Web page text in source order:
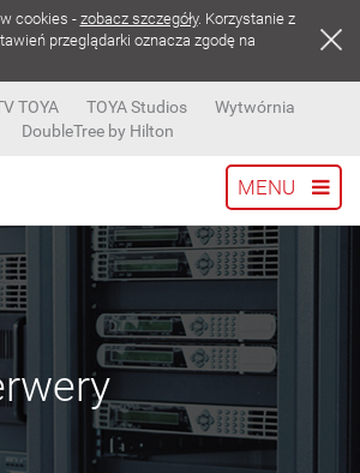
TOYA TOYA Studios
Wytwórnia
DoubleTree by Hilton
MENU
cookies - zobacz szczegóły. Korzystanie z
przeglądarki oznacza zgodę na